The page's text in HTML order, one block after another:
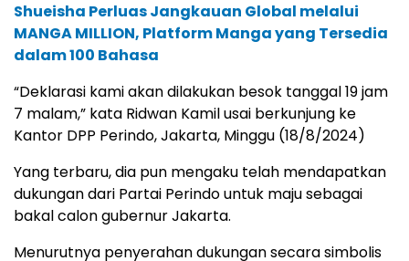
Shueisha Perluas Jangkauan Global melalui
MANGA MILLION, Platform Manga yang Tersedia
dalam 100 Bahasa
“Deklarasi kami akan dilakukan besok tanggal 19 jam
7 malam,” kata Ridwan Kamil usai berkunjung ke
Kantor DPP Perindo, Jakarta, Minggu (18/8/2024)
Yang terbaru, dia pun mengaku telah mendapatkan
dukungan dari Partai Perindo untuk maju sebagai
bakal calon gubernur Jakarta.
Menurutnya penyerahan dukungan secara simbolis